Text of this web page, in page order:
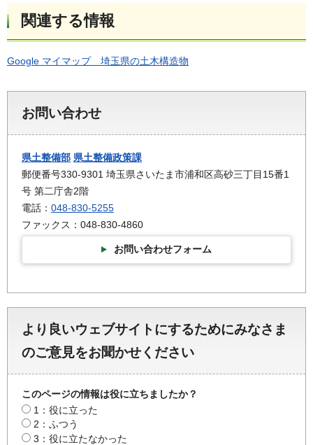
関連する情報
Google マイマップ 埼玉県の土木構造物
お問い合わせ
県土整備部 県土整備政策課
郵便番号330-9301 埼玉県さいたま市浦和区高砂三丁目15番1
号 第二庁舎2階
電話： 048-830-5255
ファックス：048-830-4860
お問い合わせフォーム
より良いウェブサイトにするためにみなさま
のご意見をお聞かせください
このページの情報は役に立ちましたか？
1：役に立った
2：ふつう
3：役に立たなかった